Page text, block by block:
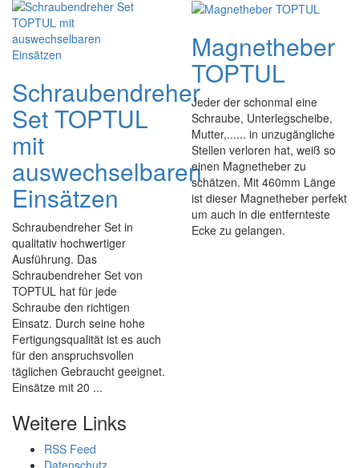
Schraubendreher
Set TOPTUL
mit
auswechselbaren
Einsätzen
Schraubendreher Set in
qualitativ hochwertiger
Ausführung. Das
Schraubendreher Set von
TOPTUL hat für jede
Schraube den richtigen
Einsatz. Durch seine hohe
Fertigungsqualität ist es auch
für den anspruchsvollen
täglichen Gebraucht geeignet.
Einsätze mit 20 ...
Magnetheber
TOPTUL
Jeder der schonmal eine
Schraube, Unterlegscheibe,
Mutter,...... in unzugängliche
Stellen verloren hat, weiß so
einen Magnetheber zu
schätzen. Mit 460mm Länge
ist dieser Magnetheber perfekt
um auch in die entfernteste
Ecke zu gelangen.
Weitere Links
RSS Feed